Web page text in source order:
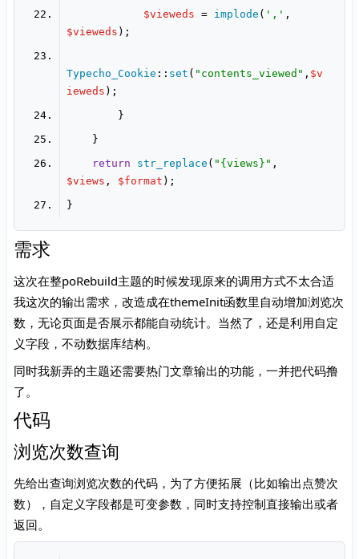
$vieweds = implode ( ','
$vieweds
Typecho_Cookie :: set ( "contents_viewed" , $v
ieweds
return
str_replace ( "{views}"
$views , $format
需求
这次在整poRebuild主题的时候发现原来的调用方式不太合适
我这次的输出需求，改造成在themeInit函数里自动增加浏览次
数，无论页面是否展示都能自动统计。当然了，还是利用自定
义字段，不动数据库结构。
同时我新弄的主题还需要热门文章输出的功能，一并把代码撸
了。
代码
浏览次数查询
先给出查询浏览次数的代码，为了方便拓展（比如输出点赞次
数），自定义字段都是可变参数，同时支持控制直接输出或者
返回。